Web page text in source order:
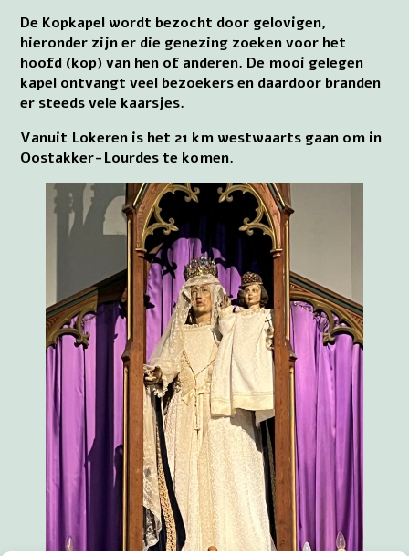
De Kopkapel wordt bezocht door gelovigen,
hieronder zijn er die genezing zoeken voor het
hoofd (kop) van hen of anderen. De mooi gelegen
kapel ontvangt veel bezoekers en daardoor branden
er steeds vele kaarsjes.
Vanuit Lokeren is het 21 km westwaarts gaan om in
Oostakker-Lourdes te komen.